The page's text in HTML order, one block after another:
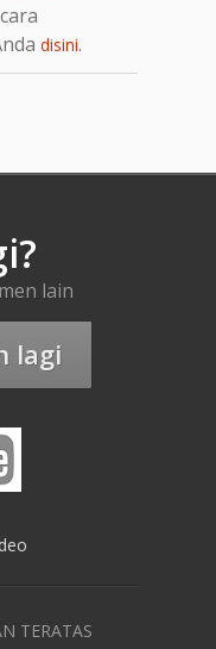
disini.
lain
lagi
TERATAS